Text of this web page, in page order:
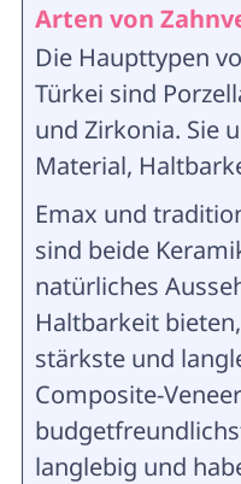
Arten von
Die Haupttypen
Türkei sind
und Zirkonia. Sie
Material,
Emax und
sind beide
natürliches
Haltbarkeit
stärkste und
Composite-
langlebig und